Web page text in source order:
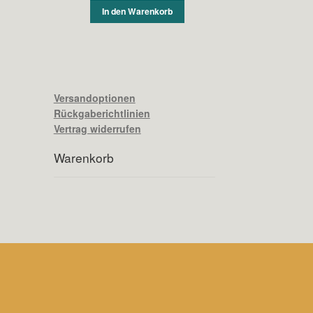
In den Warenkorb
Versandoptionen
Rückgaberichtlinien
Vertrag widerrufen
Warenkorb